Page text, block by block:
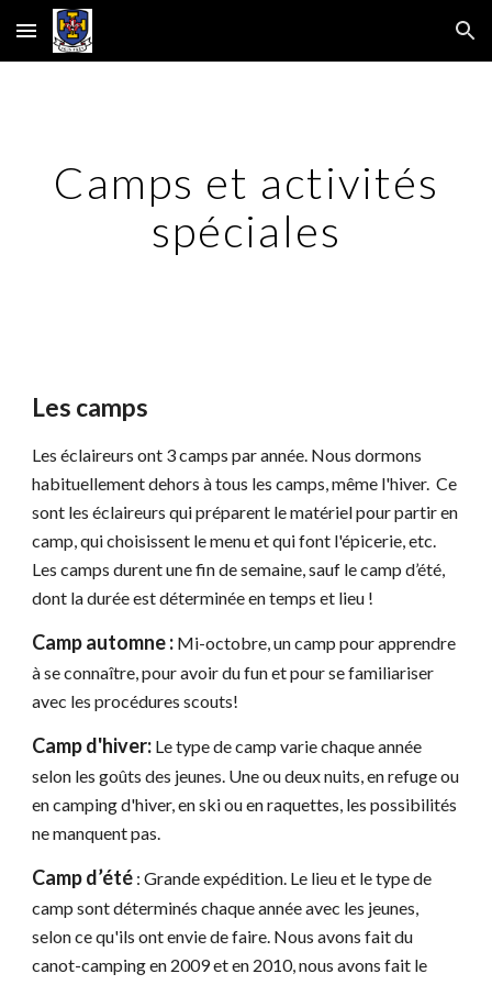
Skip to main content Skip to navigation
Camps et activités
spéciales
Les camps
Les éclaireurs ont 3 camps par année. Nous dormons
habituellement dehors à tous les camps, même l'hiver. Ce
sont les éclaireurs qui préparent le matériel pour partir en
camp, qui choisissent le menu et qui font l'épicerie, etc.
Les camps durent une fin de semaine, sauf le camp d’été,
dont la durée est déterminée en temps et lieu !
Camp automne : Mi-octobre, un camp pour apprendre
à se connaître, pour avoir du fun et pour se familiariser
avec les procédures scouts!
Camp d'hiver: Le type de camp varie chaque année
selon les goûts des jeunes. Une ou deux nuits, en refuge ou
en camping d'hiver, en ski ou en raquettes, les possibilités
ne manquent pas.
Camp d’été : Grande expédition. Le lieu et le type de
camp sont déterminés chaque année avec les jeunes,
selon ce qu'ils ont envie de faire. Nous avons fait du
canot-camping en 2009 et en 2010, nous avons fait le